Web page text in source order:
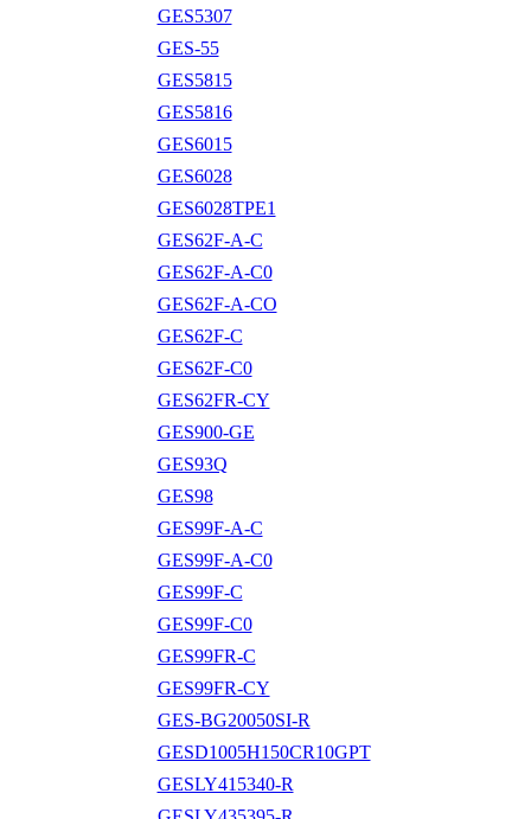
GES5307
GES-55
GES5815
GES5816
GES6015
GES6028
GES6028TPE1
GES62F-A-C
GES62F-A-C0
GES62F-A-CO
GES62F-C
GES62F-C0
GES62FR-CY
GES900-GE
GES93Q
GES98
GES99F-A-C
GES99F-A-C0
GES99F-C
GES99F-C0
GES99FR-C
GES99FR-CY
GES-BG20050SI-R
GESD1005H150CR10GPT
GESLY415340-R